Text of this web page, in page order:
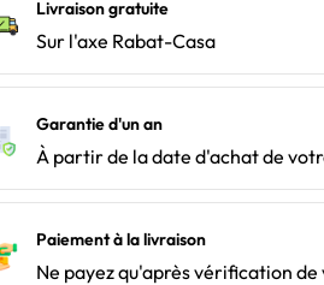
Livraison gratuite
Sur l'axe Rabat-Casa
Garantie d'un an
À partir de la date d'achat de
Paiement à la livraison
Ne payez qu'après vérification